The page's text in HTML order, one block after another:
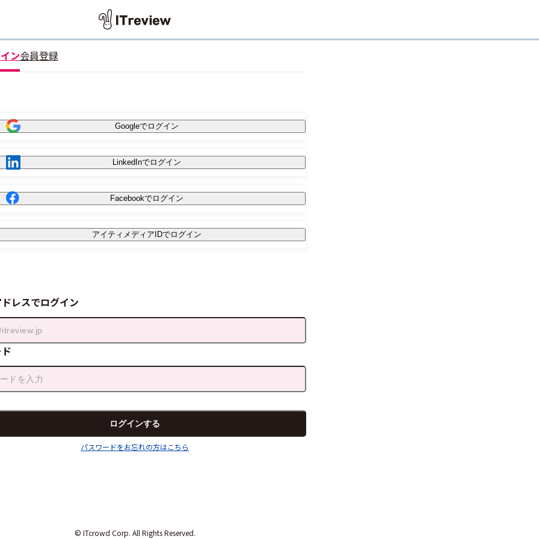
ン会員登録
Googleでログイン
LinkedInでログイン
Facebookでログイン
アイティメディアIDでログイン
レスでログイン
パスワードをお忘れの方はこちら
© ITcrowd Corp. All Rights Reserved.